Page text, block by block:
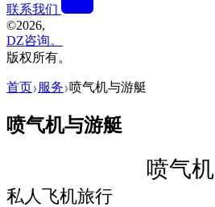
联系我们
©2026,
DZ咨询。
版权所有。
首页❯ 服务 ❯ 喷气机与游艇
喷气机与游艇
喷气机
私人飞机旅行